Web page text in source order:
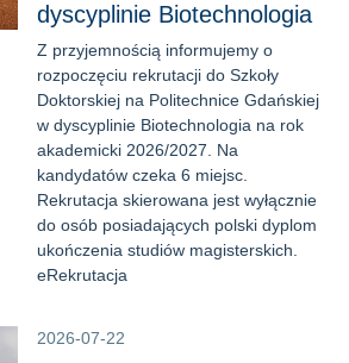
dyscyplinie Biotechnologia
Z przyjemnością informujemy o
rozpoczęciu rekrutacji do Szkoły
Doktorskiej na Politechnice Gdańskiej
w dyscyplinie Biotechnologia na rok
akademicki 2026/2027. Na
kandydatów czeka 6 miejsc.
Rekrutacja skierowana jest wyłącznie
do osób posiadających polski dyplom
ukończenia studiów magisterskich.
eRekrutacja
2026-07-22